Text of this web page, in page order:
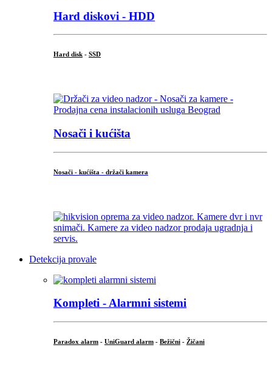
Hard diskovi - HDD
Hard disk - SSD
Nosači i kućišta
Nosači - kućišta - držači kamera
Detekcija provale
Kompleti - Alarmni sistemi
Paradox alarm - UniGuard alarm - Bežični - Žičani